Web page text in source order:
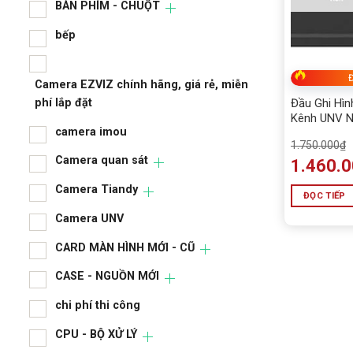
BÀN PHÍM - CHUỘT
bếp
Camera EZVIZ chính hãng, giá rẻ, miễn
phí lắp đặt
camera imou
Camera quan sát
Camera Tiandy
Camera UNV
CARD MÀN HÌNH MỚI - CŨ
CASE - NGUỒN MỚI
chi phí thi công
CPU - BỘ XỬ LÝ
bếp
phí lắp
Đầu Ghi
Kênh UNV
Cao, Tiết
1.750.000₫
ĐỌC TIẾP